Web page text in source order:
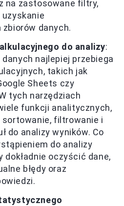
na zastosowane filtry,
danych.
do analizy:
najlepiej przebiega
takich jak
Sheets czy
tych narzędziach
funkcji analitycznych,
filtrowanie i
do analizy wyników. Co
do analizy
dokładnie oczyścić dane,
błędy oraz